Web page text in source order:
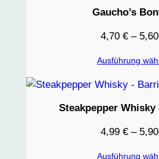
Gaucho’s
4,70 €– 5,60
Ausführung
Steakpepper
4,99 €– 5,90
Ausführung